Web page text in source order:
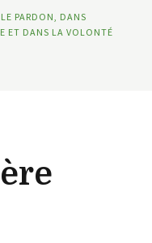
PARDON, DANS
ET DANS LA VOLONTÉ